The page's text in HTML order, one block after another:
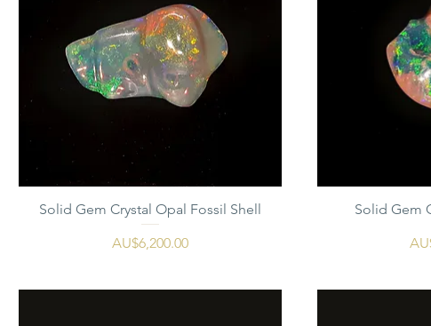
Solid Gem Crystal Opal Fossil Shell
가격
AU$6,200.00
Solid Gem
가